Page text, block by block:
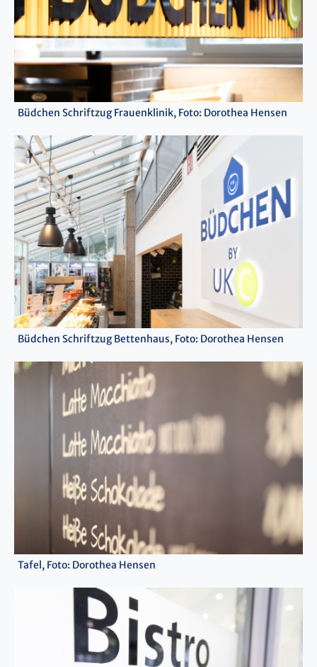
Büdchen Schriftzug Frauenklinik, Foto: Dorothea Hensen
Büdchen Schriftzug Bettenhaus, Foto: Dorothea Hensen
Tafel, Foto: Dorothea Hensen